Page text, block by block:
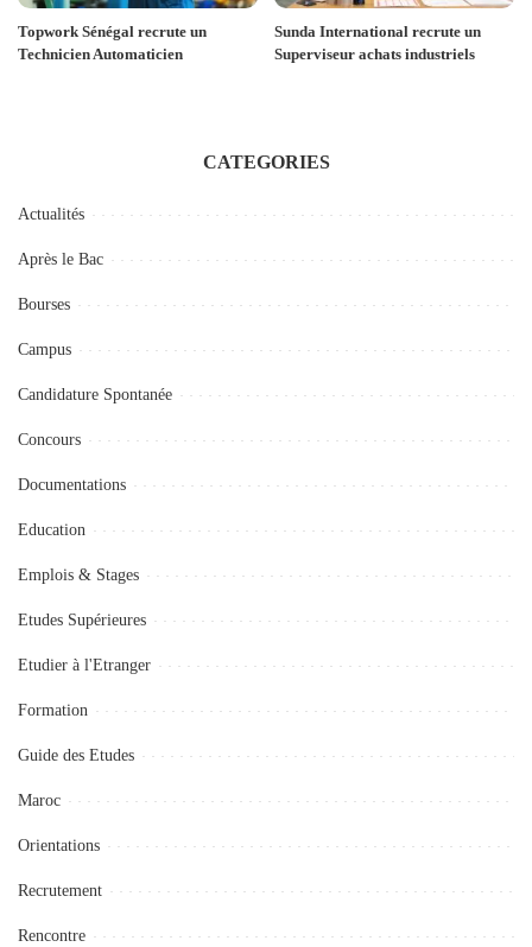
Topwork Sénégal recrute un
Technicien Automaticien
Sunda International recrute un
Superviseur achats industriels
CATEGORIES
Actualités
Après le Bac
Bourses
Campus
Candidature Spontanée
Concours
Documentations
Education
Emplois & Stages
Etudes Supérieures
Etudier à l'Etranger
Formation
Guide des Etudes
Maroc
Orientations
Recrutement
Rencontre